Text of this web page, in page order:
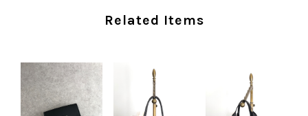
ご愛用いただけましたら幸いです。
談ください。 またご縁がございまし
たら、ぜひよろしくお願いいたしま
す。 VintageShop solo
Related Items